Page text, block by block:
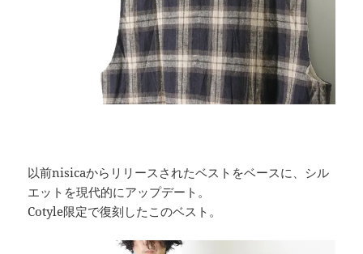
以前nisicaからリリースされたベストをベースに、シル
エットを現代的にアップデート。
Cotyle限定で復刻したこのベスト。